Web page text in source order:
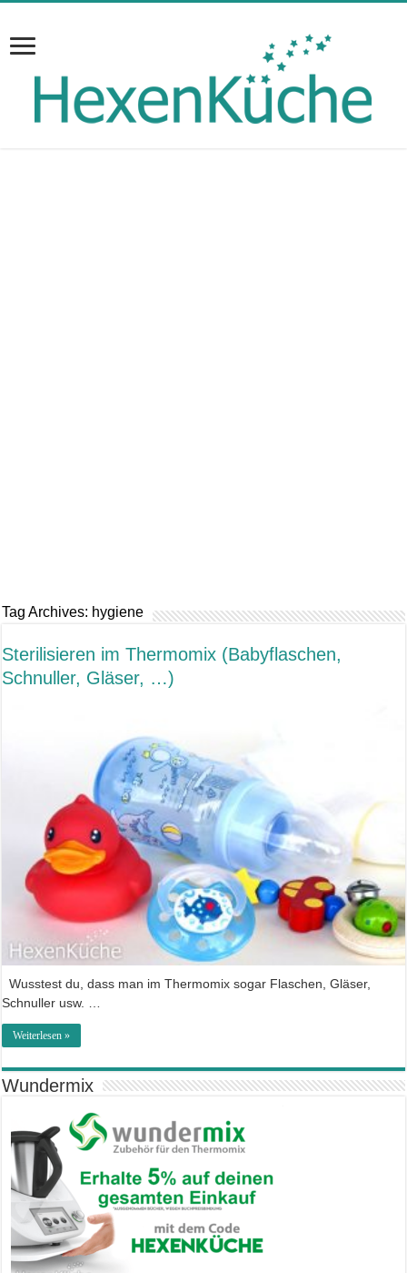
Tag Archives: hygiene
Sterilisieren im Thermomix (Babyflaschen,
Schnuller, Gläser, …)
Wusstest du, dass man im Thermomix sogar Flaschen, Gläser,
Schnuller usw. …
Weiterlesen »
Wundermix